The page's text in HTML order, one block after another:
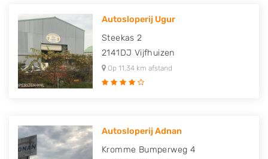
Autosloperij Ugur
Steekas 2
2141DJ Vijfhuizen
Op 11,34 km afstand
Autosloperij Adnan
Kromme Bumperweg 4